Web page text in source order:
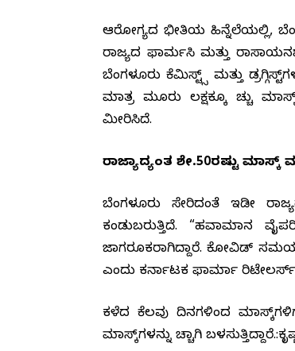
ಆರೋಗ್ಯದ ಭೀತಿಯ ಹಿನ್ನೆಲೆಯಲ್ಲಿ,
ರಾಜ್ಯದ ಫಾರ್ಮಸಿ ಮತ್ತು
ಬೆಂಗಳೂರು ಕೆಮಿಸ್ಟ್ಸ್ ಮತ್ತು
ಮಾತ್ರ ಮೂರು ಲಕ್ಷಕ್ಕೂ ಹೆಚ್ಚು
ಮೀರಿಸಿದೆ.
ರಾಜ್ಯಾದ್ಯಂತ ಶೇ.50ರಷ್ಟು
ಬೆಂಗಳೂರು ಸೇರಿದಂತೆ ಇಡೀ
ಕಂಡುಬರುತ್ತಿದೆ. “ಹವಾಮಾನ
ಜಾಗರೂಕರಾಗಿದ್ದಾರೆ. ಕೋವಿಡ್
ಎಂದು ಕರ್ನಾಟಕ ಫಾರ್ಮಾ ರಿಟೇಲರ್ಸ್
ಕಳೆದ ಕೆಲವು ದಿನಗಳಿಂದ
ಮಾಸ್ಕ್‌ಗಳನ್ನು ಹೆಚ್ಚಾಗಿ ಬಳಸುತ್ತಿದ್ದಾರೆ.: